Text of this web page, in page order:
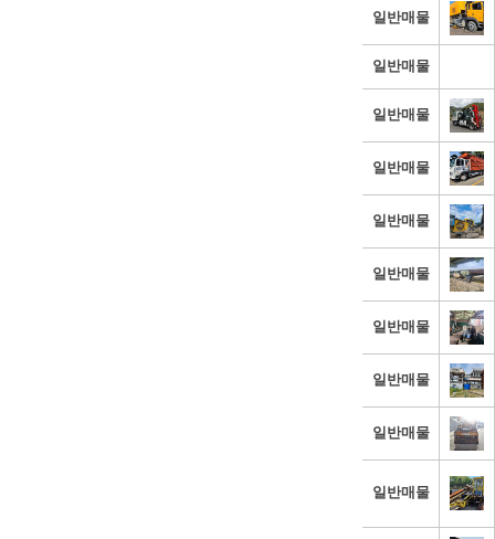
일반매물
일반매물
일반매물
일반매물
일반매물
일반매물
일반매물
일반매물
일반매물
일반매물